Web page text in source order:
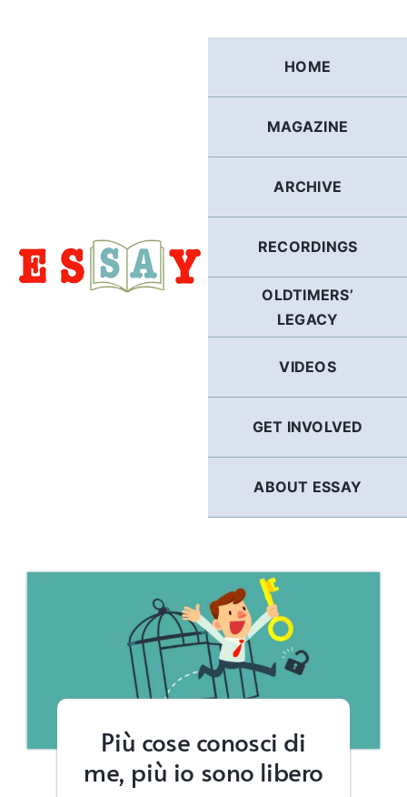
HOME
MAGAZINE
ARCHIVE
RECORDINGS
OLDTIMERS’
LEGACY
VIDEOS
GET INVOLVED
ABOUT ESSAY
Più cose conosci di
me, più io sono libero